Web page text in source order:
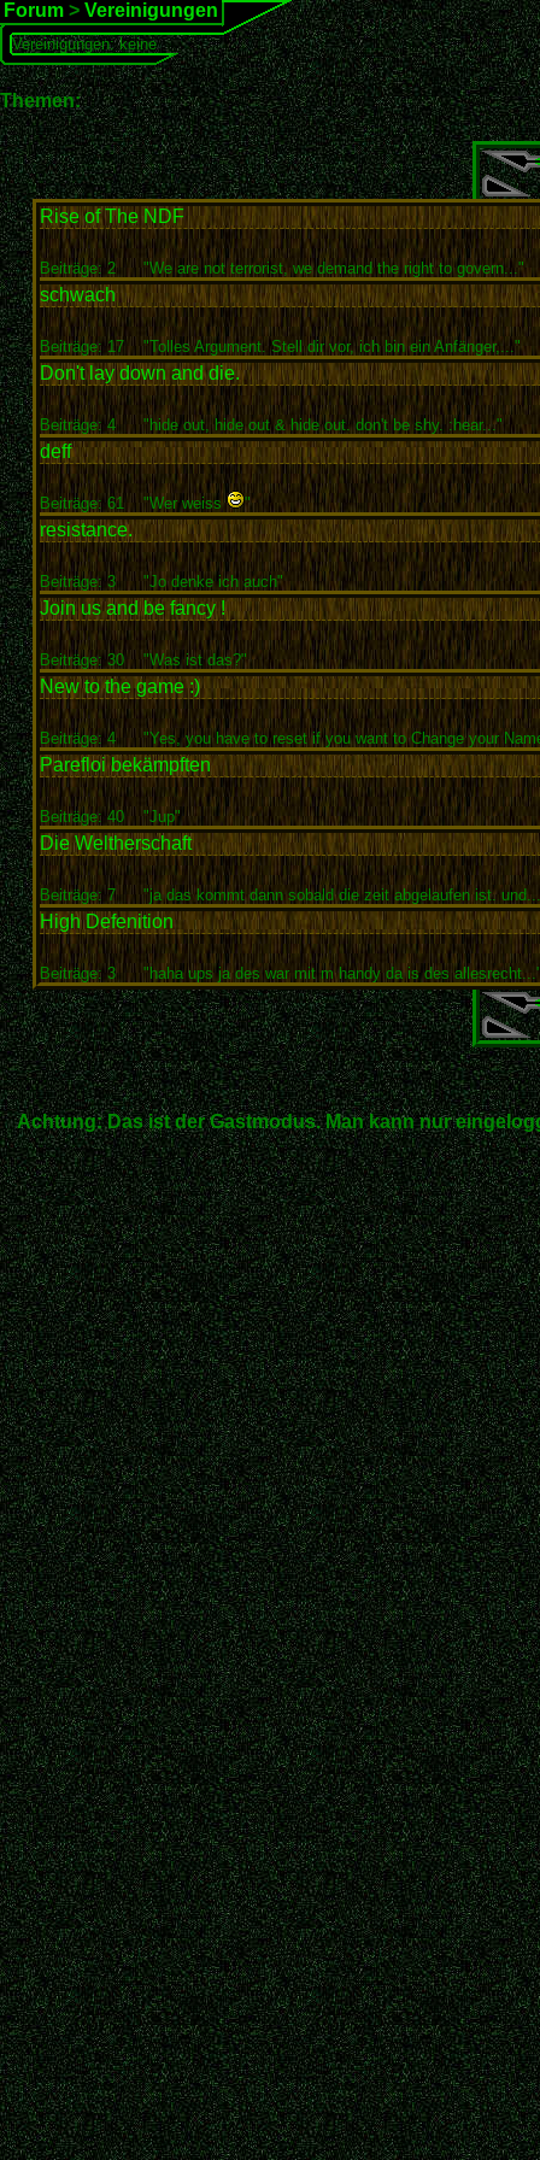
Forum > Vereinigungen
Vereinigungen: keine
Themen:
Rise of The NDF
Beiträge: 2 "We are not terrorist, we demand the right to govern..."
schwach
Beiträge: 17 "Tolles Argument. Stell dir vor, ich bin ein Anfänger,..."
Don't lay down and die.
Beiträge: 4 "hide out, hide out & hide out. don't be shy. :hear..."
deff
Beiträge: 61 "Wer weiss "
resistance.
Beiträge: 3 "Jo denke ich auch"
Join us and be fancy !
Beiträge: 30 "Was ist das?"
New to the game :)
Beiträge: 4 "Yes, you have to reset if you want to Change your
Parefloi bekämpften
Beiträge: 40 "Jup"
Die Weltherschaft
Beiträge: 7 "ja das kommt dann sobald die zeit abgelaufen ist.
High Defenition
Beiträge: 3 "haha ups ja des war mit m handy da is des
Achtung: Das ist der Gastmodus. Man kann nur